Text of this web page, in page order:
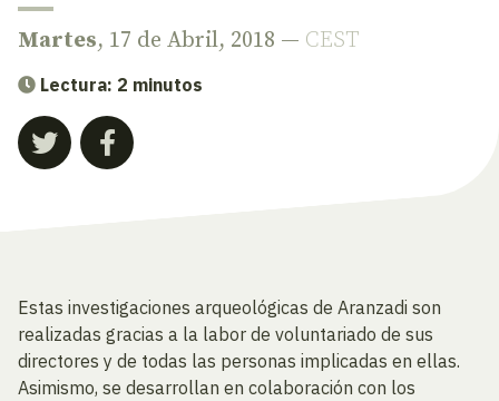
Martes, 17 de Abril, 2018 — CEST
Lectura: 2 minutos
Estas investigaciones arqueológicas de Aranzadi son
realizadas gracias a la labor de voluntariado de sus
directores y de todas las personas implicadas en ellas.
Asimismo, se desarrollan en colaboración con los